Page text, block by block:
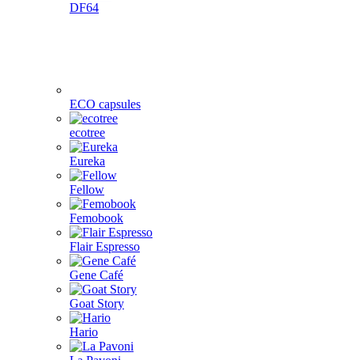
DF64
ECO capsules
ecotree
Eureka
Fellow
Femobook
Flair Espresso
Gene Café
Goat Story
Hario